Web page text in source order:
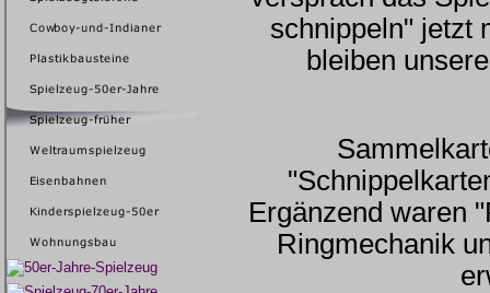
schnippeln" jetzt
bleiben
Ergänzend waren
Ringmechanik